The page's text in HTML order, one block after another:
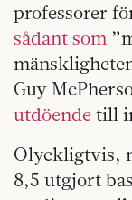
professorer
sådant som
Guy
utdöende till
Olyckligtvis,
8,5 utgjort